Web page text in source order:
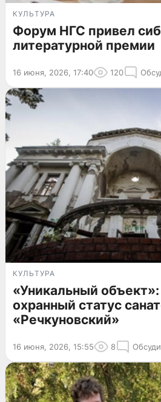
КУЛЬТУРА
Форум НГС привел
литературной премии
16 июня, 2026, 17:40 120
КУЛЬТУРА
«Уникальный объект»:
охранный статус
«Речкуновский»
16 июня, 2026, 15:55 8